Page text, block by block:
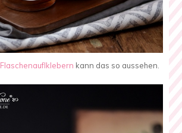
Flaschenauflklebern kann das so aussehen.